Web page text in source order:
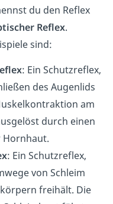
du den Reflex
Reflex.
sind:
: Ein Schutzreflex,
des Augenlids
am
durch einen
Hornhaut.
: Ein Schutzreflex,
von Schleim
freihält. Die